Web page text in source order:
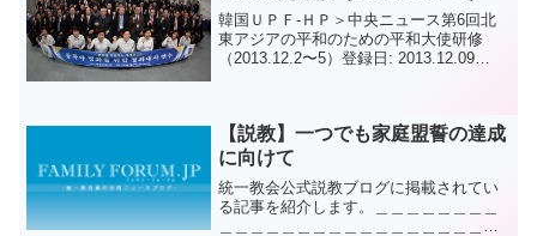
韓国ＵＰＦ-ＨＰ＞中央ニュース第6回北
東アジアの平和のための平和大使研修
（2013.12.2〜5）登録日: 2013.12.09
【説教】一つでも家庭盟誓の達成
に向けて
統一教会公式説教ブログに掲載されてい
る記事を紹介します。＿＿＿＿＿＿＿＿